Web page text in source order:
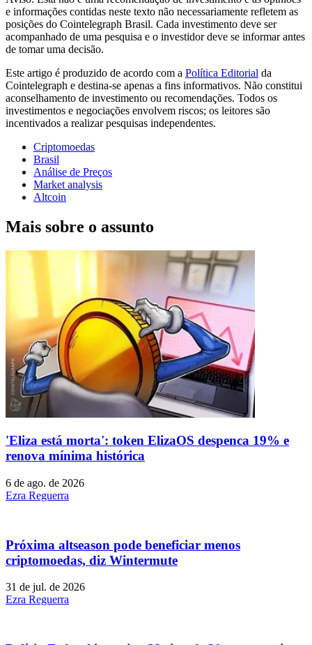
e informações contidas neste texto não necessariamente refletem as
posições do Cointelegraph Brasil. Cada investimento deve ser
acompanhado de uma pesquisa e o investidor deve se informar antes
de tomar uma decisão.
Este artigo é produzido de acordo com a Política Editorial da
Cointelegraph e destina-se apenas a fins informativos. Não constitui
aconselhamento de investimento ou recomendações. Todos os
investimentos e negociações envolvem riscos; os leitores são
incentivados a realizar pesquisas independentes.
Criptomoedas
Brasil
Análise de Preços
Market analysis
Altcoin
Mais sobre o assunto
'Eliza está morta': token ElizaOS despenca 19% e
renova mínima histórica
6 de ago. de 2026
Ezra Reguerra
Próxima altseason pode beneficiar menos
criptomoedas, diz Wintermute
31 de jul. de 2026
Ezra Reguerra